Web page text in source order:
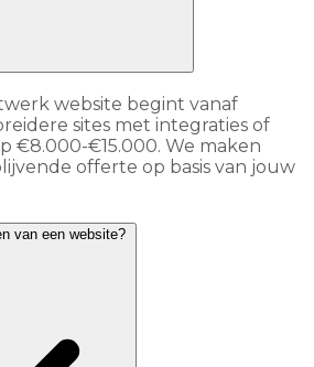
website begint vanaf
sites met integraties of
€8.000-€15.000. We maken
offerte op basis van jouw
het bouwen van een website?